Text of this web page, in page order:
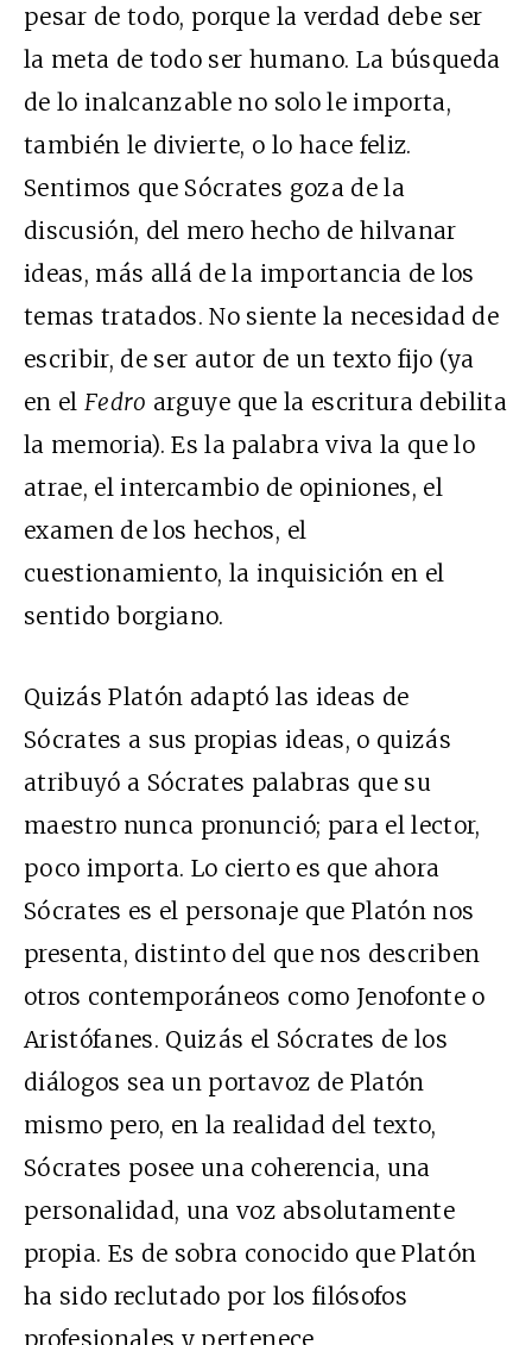
pesar de todo, porque la verdad debe ser
la meta de todo ser humano. La búsqueda
de lo inalcanzable no solo le importa,
también le divierte, o lo hace feliz.
Sentimos que Sócrates goza de la
discusión, del mero hecho de hilvanar
ideas, más allá de la importancia de los
temas tratados. No siente la necesidad de
escribir, de ser autor de un texto fijo (ya
en elFedro arguye que la escritura debilita
la memoria). Es la palabra viva la que lo
atrae, el intercambio de opiniones, el
examen de los hechos, el
cuestionamiento, la inquisición en el
sentido borgiano.
Quizás Platón adaptó las ideas de
Sócrates a sus propias ideas, o quizás
atribuyó a Sócrates palabras que su
maestro nunca pronunció; para el lector,
poco importa. Lo cierto es que ahora
Sócrates es el personaje que Platón nos
presenta, distinto del que nos describen
otros contemporáneos como Jenofonte o
Aristófanes. Quizás el Sócrates de los
diálogos sea un portavoz de Platón
mismo pero, en la realidad del texto,
Sócrates posee una coherencia, una
personalidad, una voz absolutamente
propia. Es de sobra conocido que Platón
ha sido reclutado por los filósofos